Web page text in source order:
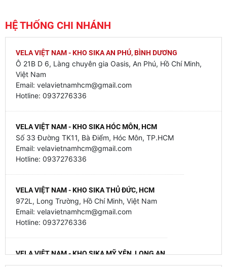
HỆ THỐNG CHI NHÁNH
VELA VIỆT NAM - KHO SIKA AN PHÚ, BÌNH DƯƠNG
Ô 21B D 6, Làng chuyên gia Oasis, An Phú, Hồ Chí Minh,
Việt Nam
Email: velavietnamhcm@gmail.com
Hotline: 0937276336
VELA VIỆT NAM - KHO SIKA HÓC MÔN, HCM
Số 33 Đường TK11, Bà Điểm, Hóc Môn, TP.HCM
Email: velavietnamhcm@gmail.com
Hotline: 0937276336
VELA VIỆT NAM - KHO SIKA THỦ ĐỨC, HCM
972L, Long Trường, Hồ Chí Minh, Việt Nam
Email: velavietnamhcm@gmail.com
Hotline: 0937276336
VELA VIỆT NAM - KHO SIKA MỸ YÊN, LONG AN
79 Mỹ Yên - Tân Bửu, Mỹ Yên, Tây Ninh, Việt Nam